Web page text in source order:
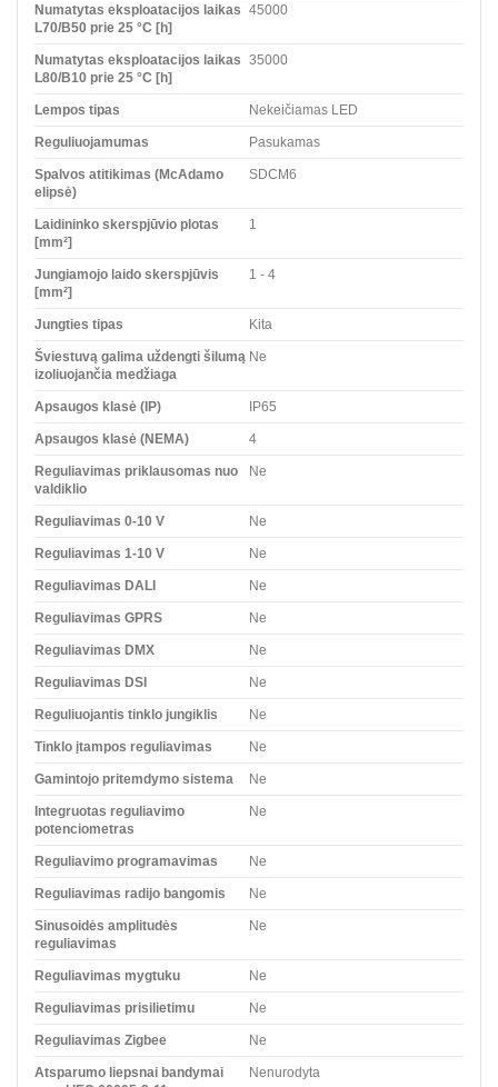
Numatytas eksploatacijos laikas
L70/B50 prie 25 °C [h]
45000
Numatytas eksploatacijos laikas
L80/B10 prie 25 °C [h]
35000
Lempos tipas Nekeičiamas LED
Reguliuojamumas Pasukamas
Spalvos atitikimas (McAdamo
elipsė)
SDCM6
Laidininko skerspjūvio plotas
[mm²]
1
Jungiamojo laido skerspjūvis
[mm²]
1 - 4
Jungties tipas Kita
Šviestuvą galima uždengti šilumą
izoliuojančia medžiaga
Ne
Apsaugos klasė (IP) IP65
Apsaugos klasė (NEMA) 4
Reguliavimas priklausomas nuo
valdiklio
Ne
Reguliavimas 0-10 V Ne
Reguliavimas 1-10 V Ne
Reguliavimas DALI Ne
Reguliavimas GPRS Ne
Reguliavimas DMX Ne
Reguliavimas DSI Ne
Reguliuojantis tinklo jungiklis Ne
Tinklo įtampos reguliavimas Ne
Gamintojo pritemdymo sistema Ne
Integruotas reguliavimo
potenciometras
Ne
Reguliavimo programavimas Ne
Reguliavimas radijo bangomis Ne
Sinusoidės amplitudės
reguliavimas
Ne
Reguliavimas mygtuku Ne
Reguliavimas prisilietimu Ne
Reguliavimas Zigbee Ne
Atsparumo liepsnai bandymai
Nenurodyta